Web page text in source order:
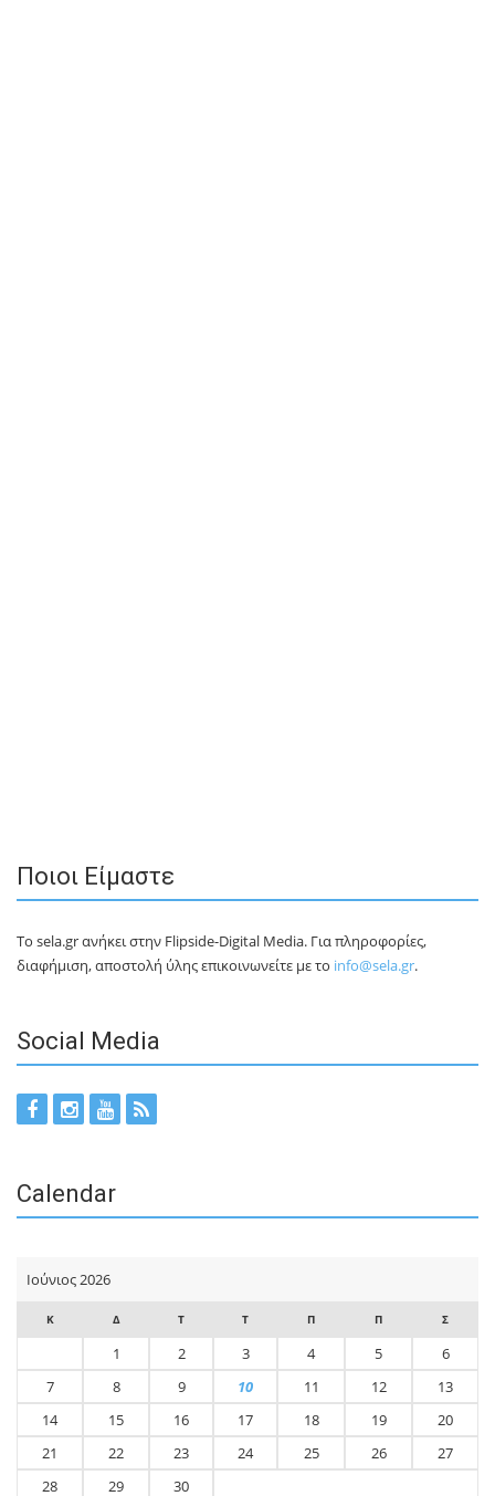
Ποιοι Είμαστε
Το sela.gr ανήκει στην Flipside-Digital Media. Για πληροφορίες,
διαφήμιση, αποστολή ύλης επικοινωνείτε με το info@sela.gr.
Social Media
Calendar
Ιούνιος 2026
Κ Δ Τ Τ Π Π Σ
1 2 3 4 5
6
7
8 9 10 11 12
13
14
15 16 17 18 19
20
21
22 23 24 25 26
27
28
29 30